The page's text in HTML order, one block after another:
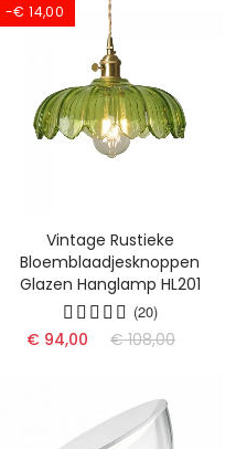
-€ 14,00
Vintage Rustieke
Bloemblaadjesknoppen
Glazen Hanglamp HL201
(20)
€ 94,00 € 108,00